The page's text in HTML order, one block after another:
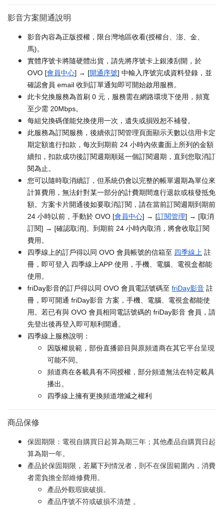
影音方案開通說明
影音內容為正版授權，限台灣地區收看(授權台、澎、金、
馬)。
實體序號卡將隨硬體出貨，請先將序號卡上銀漆刮開，於
OVO [會員中心] → [開通序號] 中輸入序號完成資料登錄，並
確認會員 email 收到訂單通知即可開始啟用服務。
此卡兌換服務為首刷 0 元，服務需在網路環境下使用，頻寬
至少需 20Mbps。
每組兌換碼僅能兌換使用一次，遺失或損毀恕不補發。
此服務為訂閱服務，後續依訂閱管理頁面顯示天數以信用卡定
期定額進行扣款，每次到期前 24 小時內依畫面上所列的金額
續扣，扣款成功後訂閱週期順延一個訂閱週期，直到您取消訂
閱為止。
您可以隨時取消續訂，但系統仍會以完整的帳單週期為單位來
計算費用，無法針對某一部分的計費期間進行退款或核發抵免
額。方案卡片開通後如要取消訂閱，請在當前訂閱週期到期前
24 小時以前，手動於 OVO [會員中心] → [訂閱管理] → [取消
訂閱] → [確認取消]。到期前 24 小時內取消，將會收取訂閱
費用。
四季線上的訂戶得以同 OVO 會員帳號的信箱至 四季線上 註
冊，即可登入 四季線上APP 使用，手機、電腦、電視盒都能
使用。
friDay影音的訂戶得以同 OVO 會員電話號碼至 friDay影音 註
冊，即可開通 friDay影音 方案，手機、電腦、電視盒都能使
用。若已有與 OVO 會員相同電話號碼的 friDay影音 會員，請
先登出後再登入即可順利開通。
四季線上服務說明：
因版權規範，部份直播節目與原頻道商在其它平台呈現
可能不同。
頻道商在各載具有不同授權，部分頻道無法在特定載具
播出。
四季線上擁有更換頻道增減之權利
商品保修
保固期限：電視自購買日起算為期三年；其他產品自購買日起
算為期一年。
產品於保固期限，若屬下列情況者，則不在保固範圍內，消費
者需負擔全部維修費用。
產品外觀瑕疵破損。
產品序號不符或破損不清楚 。